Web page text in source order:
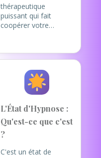
thérapeutique
puissant qui fait
coopérer votre
Le principe est simple
chaque individu
possède en lui
toutes les
nécessaires pour
changer et
résoudre ses
problèmes.
de maître praticien est
L'État d'Hypnose :
Qu'est-ce que c'est
?
C'est un état de